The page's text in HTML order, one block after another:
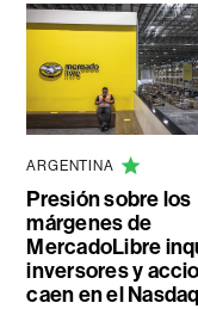
ARGENTINA
Presión sobre los
márgenes de
MercadoLibre
inversores y
caen en el Nasdaq